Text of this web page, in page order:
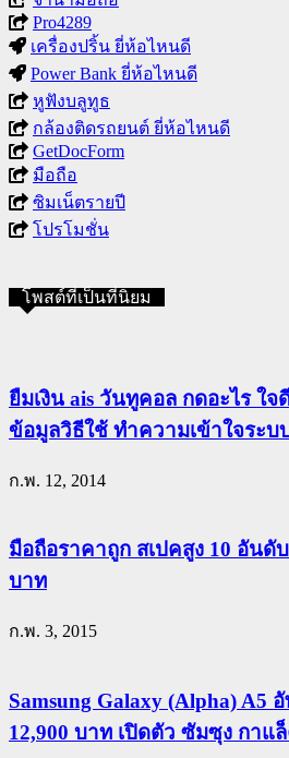
Pro4289
เครื่องปริ้น ยี่ห้อไหนดี
Power Bank ยี่ห้อไหนดี
หูฟังบลูทูธ
กล้องติดรถยนต์ ยี่ห้อไหนดี
GetDocForm
มือถือ
ซิมเน็ตรายปี
โปรโมชั่น
โพสต์ที่เป็นที่นิยม
ยืมเงิน ais วันทูคอล กดอะไร ใ
ข้อมูลวิธีใช้ ทำความเข้าใจระบ
ก.พ. 12, 2014
มือถือราคาถูก สเปคสูง 10 อันดั
บาท
ก.พ. 3, 2015
Samsung Galaxy (Alpha) A5
12,900 บาท เปิดตัว ซัมซุง กาแ